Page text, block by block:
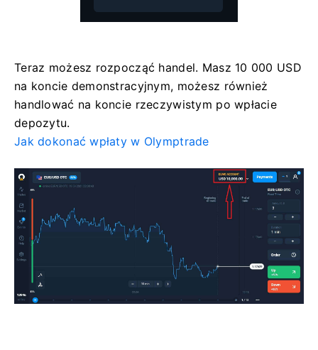
Teraz możesz rozpocząć handel. Masz 10 000 USD
na koncie demonstracyjnym, możesz również
handlować na koncie rzeczywistym po wpłacie
depozytu.
Jak dokonać wpłaty w Olymptrade